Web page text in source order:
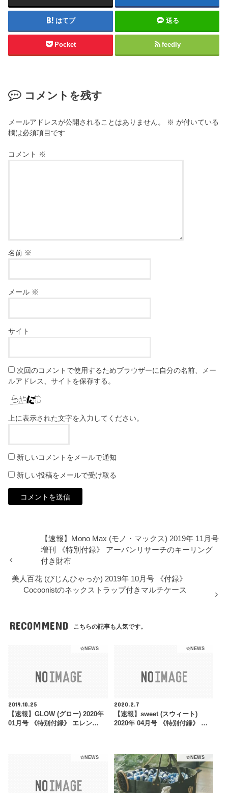
はてブ 送る
Pocket feedly
コメントを残す
メールアドレスが公開されることはありません。 ※ が付いている
欄は必須項目です
コメント ※
名前 ※
メール ※
サイト
次回のコメントで使用するためブラウザーに自分の名前、メー
ルアドレス、サイトを保存する。
上に表示された文字を入力してください。
新しいコメントをメールで通知
新しい投稿をメールで受け取る
【速報】Mono Max (モノ・マックス) 2019年 11月号
増刊 《特別付録》 アーバンリサーチのキーリング
付き財布
美人百花 (びじんひゃっか) 2019年 10月号 《付録》
Cocoonistのネックストラップ付きマルチケース
RECOMMEND こちらの記事も人気です。
☆NEWS
2019.10.25
【速報】GLOW (グロー) 2020年
01月号 《特別付録》 エレン…
☆NEWS
2020.2.7
【速報】sweet (スウィート)
2020年 04月号 《特別付録》 …
☆NEWS ☆NEWS